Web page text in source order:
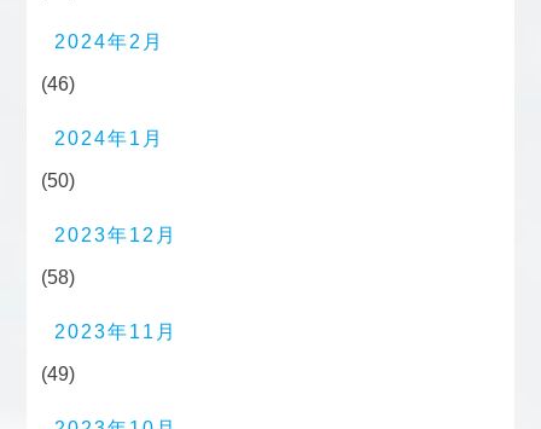
2024年2月
(46)
2024年1月
(50)
2023年12月
(58)
2023年11月
(49)